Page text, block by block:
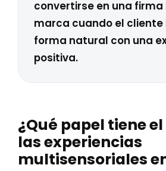
convertirse en una firma
marca cuando el cliente
forma natural con una
positiva.
¿Qué papel tiene
las experiencias
multisensoriales